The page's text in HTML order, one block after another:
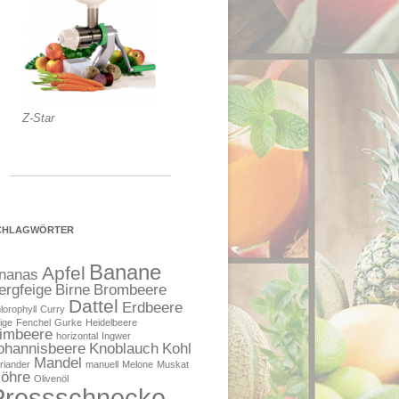
Z-Star
Apfel Banane
Birne Brombeere
Curry Dattel Erdbeere
Fenchel Gurke Heidelbeere
horizontal Ingwer
Knoblauch Kohl
Mandel manuell Melone Muskat
Olivenöl